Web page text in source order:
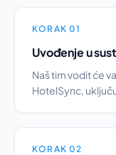
KORAK 01
Uvođenje u
Naš tim vodit će
HotelSync,
KORAK 02